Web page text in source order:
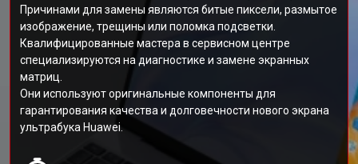
Причинами для замены являются битые пиксели, размытое
изображение, трещины или поломка подсветки.
Квалифицированные мастера в сервисном центре
специализируются на диагностике и замене экранных
матриц.
Они используют оригинальные компоненты для
гарантирования качества и долговечности нового экрана
ультрабука Huawei.